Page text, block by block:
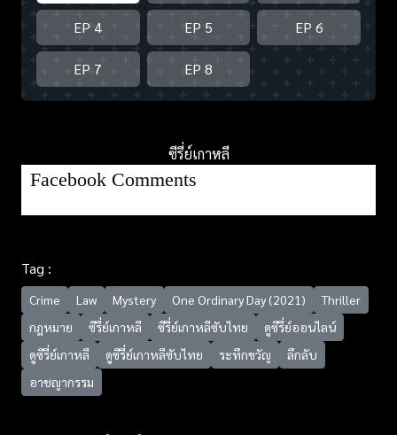
EP 4 EP 5 EP 6
EP 7 EP 8
ซีรี่ย์เกาหลี
Facebook Comments
Tag :
Crime Law Mystery One Ordinary Day (2021)
Thriller
กฎหมาย
ซีรี่ย์เกาหลี ซีรี่ย์เกาหลีซับไทย
ดูซีรี่ย์ออนไลน์
ดูซีรี่ย์เกาหลี
ดูซีรี่ย์เกาหลีซับไทย ระทึกขวัญ
ลึกลับ
อาชญากรรม